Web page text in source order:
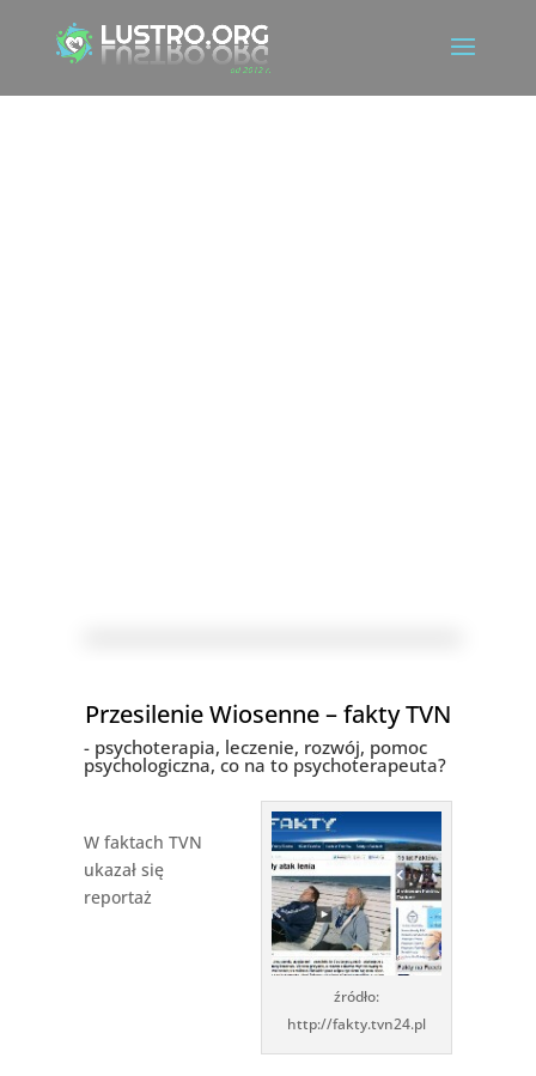
Przesilenie Wiosenne – fakty TVN
- psychoterapia, leczenie, rozwój, pomoc
psychologiczna, co na to psychoterapeuta?
źródło:
http://fakty.tvn24.pl
W faktach TVN
ukazał się
reportaż